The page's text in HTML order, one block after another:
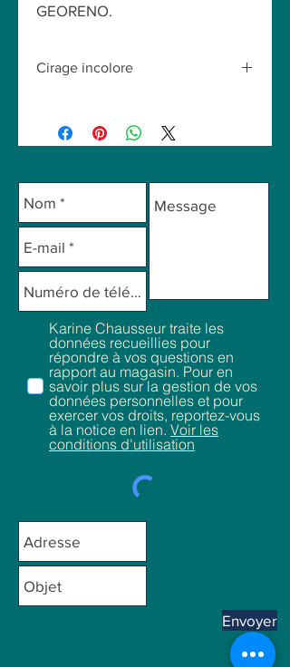
GEORENO.
Cirage incolore
Karine Chausseur traite les
données recueillies pour
répondre à vos questions en
rapport au magasin. Pour en
savoir plus sur la gestion de vos
données personnelles et pour
exercer vos droits, reportez-vous
à la notice en lien. Voir les
conditions d'utilisation
Envoyer